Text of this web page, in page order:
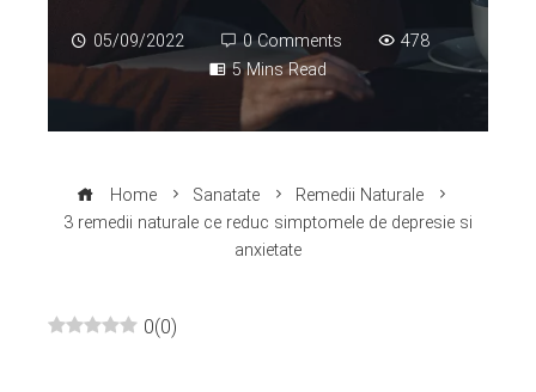
05/09/2022 0 Comments
478
5 Mins Read
Home Sanatate
Remedii Naturale
3 remedii naturale ce reduc simptomele de depresie si
anxietate
0(0)